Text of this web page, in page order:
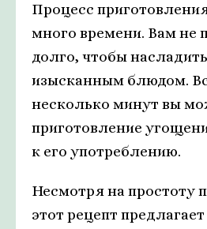
Процесс
много времени. Вам не
долго, чтобы
изысканным блюдом.
несколько минут вы
приготовление
к его употреблению.
Несмотря на простоту
этот рецепт